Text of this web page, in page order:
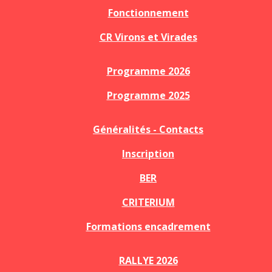
Fonctionnement
CR Virons et Virades
Programme 2026
Programme 2025
Généralités - Contacts
Inscription
BER
CRITERIUM
Formations encadrement
RALLYE 2026